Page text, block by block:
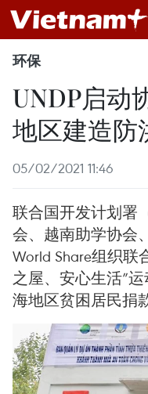
环保
UNDP启动
地区建造防
05/02/2021 11:46
联合国开发计划署
会、越南助学协会
World Share组织
之屋、安心生活”
海地区贫困居民捐